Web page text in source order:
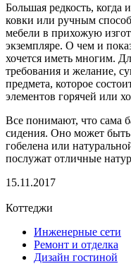
Большая редкость, когда
ковки или ручным
мебели в прихожую
экземпляре. О чем и
хочется иметь многим.
требования и желание,
предмета, которое
элементов горячей или
Все понимают, что сама
сидения. Оно может
гобелена или
послужат отличные
15.11.2017
Коттеджи
Инженерные сети
Ремонт и отделка
Дизайн гостиной